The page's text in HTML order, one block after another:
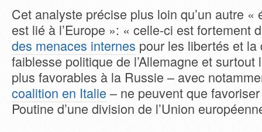
Cet analyste précise plus loin qu’un autre «
est lié à l’Europe »: « celle-ci est fortement
des menaces internes pour les libertés et la
faiblesse politique de l’Allemagne et surtout
plus favorables à la Russie – avec
coalition en Italie – ne peuvent que
Poutine d’une division de l’Union